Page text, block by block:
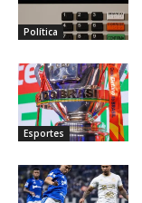
Política
Esportes